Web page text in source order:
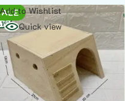
Add to Wishlist
Quick view
าน
พิ่ม